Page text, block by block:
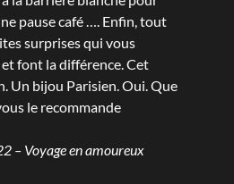
pause café …. Enfin, tout
surprises qui vous
font la différence. Cet
Un bijou Parisien. Oui. Que
le recommande
– Voyage en amoureux